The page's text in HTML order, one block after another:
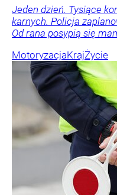
Jeden dzień. Tysiące
karnych. Policja
Od rana posypią się
MotoryzacjaKrajŻycie